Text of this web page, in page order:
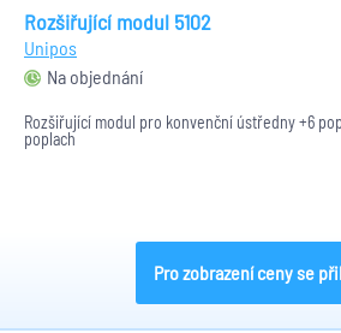
Rozšiřující modul 5102
Unipos
Na objednání
Rozšiřující modul pro konvenční ústředny +6
poplach
Pro zobrazení ceny se